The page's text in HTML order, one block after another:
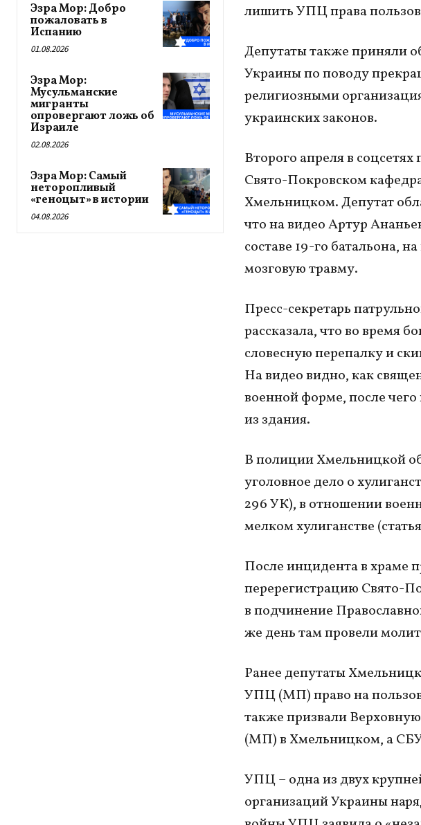
Эзра Мор: Добро
пожаловать в
Испанию
01.08.2026
Эзра Мор:
Мусульманские
мигранты
опровергают ложь об
Израиле
02.08.2026
Эзра Мор: Самый
неторопливый
«геноцыт» в истории
04.08.2026
лишить УПЦ права
Депутаты также приняли
Украины по поводу
религиозными
украинских законов.
Второго апреля в
Свято-Покровском
Хмельницком. Депутат
что на видео Артур
составе 19-го батальона,
мозговую травму.
Пресс-секретарь
рассказала, что во время
словесную перепалку и
На видео видно, как
военной форме, после
из здания.
В полиции Хмельницкой
уголовное дело о
296 УК), в отношении
мелком хулиганстве
После инцидента в храме
перерегистрацию Свято-
в подчинение
же день там провели
Ранее депутаты
УПЦ (МП) право на
также призвали
(МП) в Хмельницком, а СБУ
УПЦ – одна из двух
организаций Украины